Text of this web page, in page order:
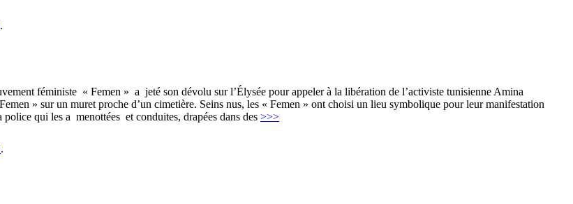
.
féministe « Femen » a jeté son dévolu sur l’Élysée pour appeler à la libération de l’activiste tunisienne Amina
» sur un muret proche d’un cimetière. Seins nus, les « Femen » ont choisi un lieu symbolique pour leur manifestation
qui les a menottées et conduites, drapées dans des >>>
.